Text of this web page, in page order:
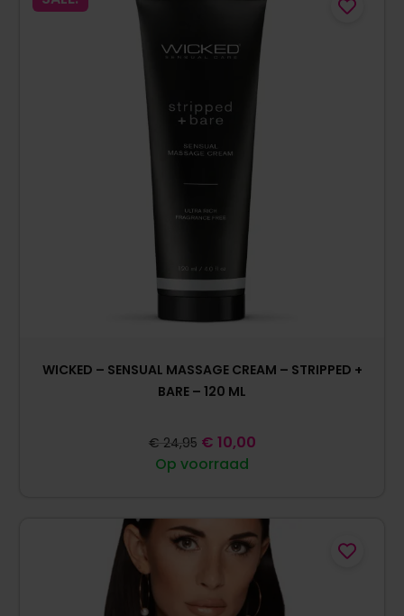
WICKED – SENSUAL MASSAGE CREAM – STRIPPED +
BARE – 120 ML
Op voorraad
€ 24,95 € 10,00